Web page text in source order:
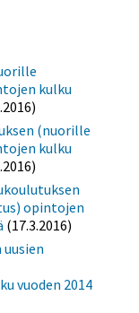
kulku
(nuorille
kulku
opintojen
(17.3.2016)
vuoden 2014